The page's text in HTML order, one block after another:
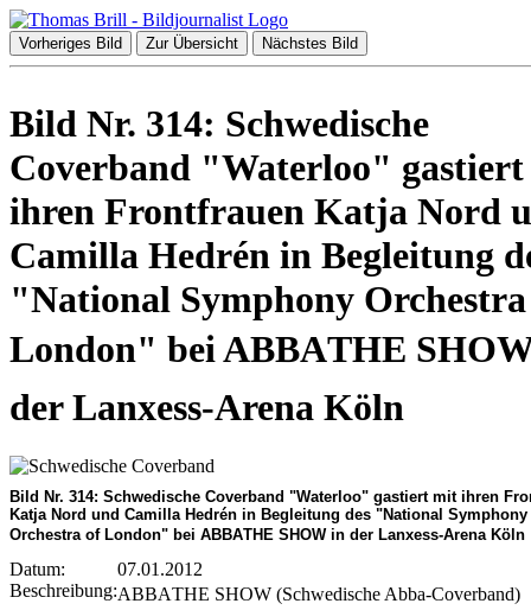
Vorheriges Bild Zur Übersicht Nächstes Bild
Bild Nr. 314: Schwedische
Coverband "Waterloo"
ihren Frontfrauen Katja Nord
Camilla Hedrén in Begleitung
"National Symphony
London" bei ABBATHE
der Lanxess-Arena Köln
Bild Nr. 314: Schwedische Coverband "Waterloo" gastiert mit ihren
Katja Nord und Camilla Hedrén in Begleitung des "National Symphony
Orchestra of London" bei ABBATHE SHOW in der Lanxess-Arena Köln
Datum:
07.01.2012
Beschreibung:ABBATHE SHOW (Schwedische Abba-Coverband)